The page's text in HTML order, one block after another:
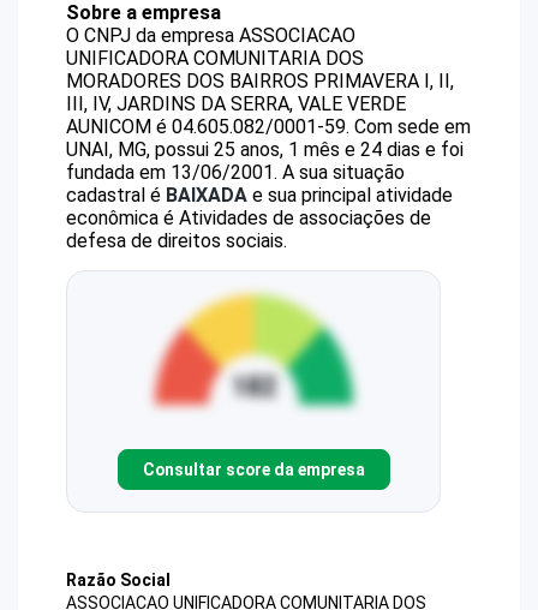
Sobre a empresa
O CNPJ da empresa ASSOCIACAO
UNIFICADORA COMUNITARIA DOS
MORADORES DOS BAIRROS PRIMAVERA I, II,
III, IV, JARDINS DA SERRA, VALE VERDE
AUNICOM é 04.605.082/0001-59. Com sede em
UNAI, MG, possui 25 anos, 1 mês e 24 dias e foi
fundada em 13/06/2001. A sua situação
cadastral é BAIXADA e sua principal atividade
econômica é Atividades de associações de
defesa de direitos sociais.
Consultar score da empresa
Razão Social
ASSOCIACAO UNIFICADORA COMUNITARIA DOS